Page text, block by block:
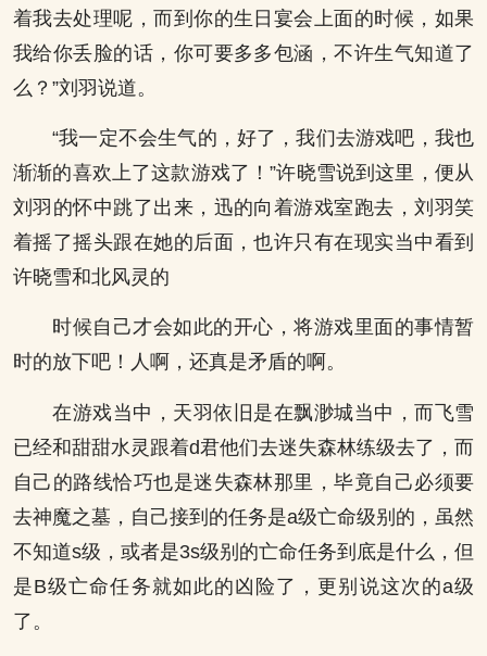
着我去处理呢，而到你的生日宴会上面的时候，如果
我给你丢脸的话，你可要多多包涵，不许生气知道了
么？”刘羽说道。
“我一定不会生气的，好了，我们去游戏吧，我也
渐渐的喜欢上了这款游戏了！”许晓雪说到这里，便从
刘羽的怀中跳了出来，迅的向着游戏室跑去，刘羽笑
着摇了摇头跟在她的后面，也许只有在现实当中看到
许晓雪和北风灵的
时候自己才会如此的开心，将游戏里面的事情暂
时的放下吧！人啊，还真是矛盾的啊。
在游戏当中，天羽依旧是在飘渺城当中，而飞雪
已经和甜甜水灵跟着d君他们去迷失森林练级去了，而
自己的路线恰巧也是迷失森林那里，毕竟自己必须要
去神魔之墓，自己接到的任务是a级亡命级别的，虽然
不知道s级，或者是3s级别的亡命任务到底是什么，但
是B级亡命任务就如此的凶险了，更别说这次的a级
了。